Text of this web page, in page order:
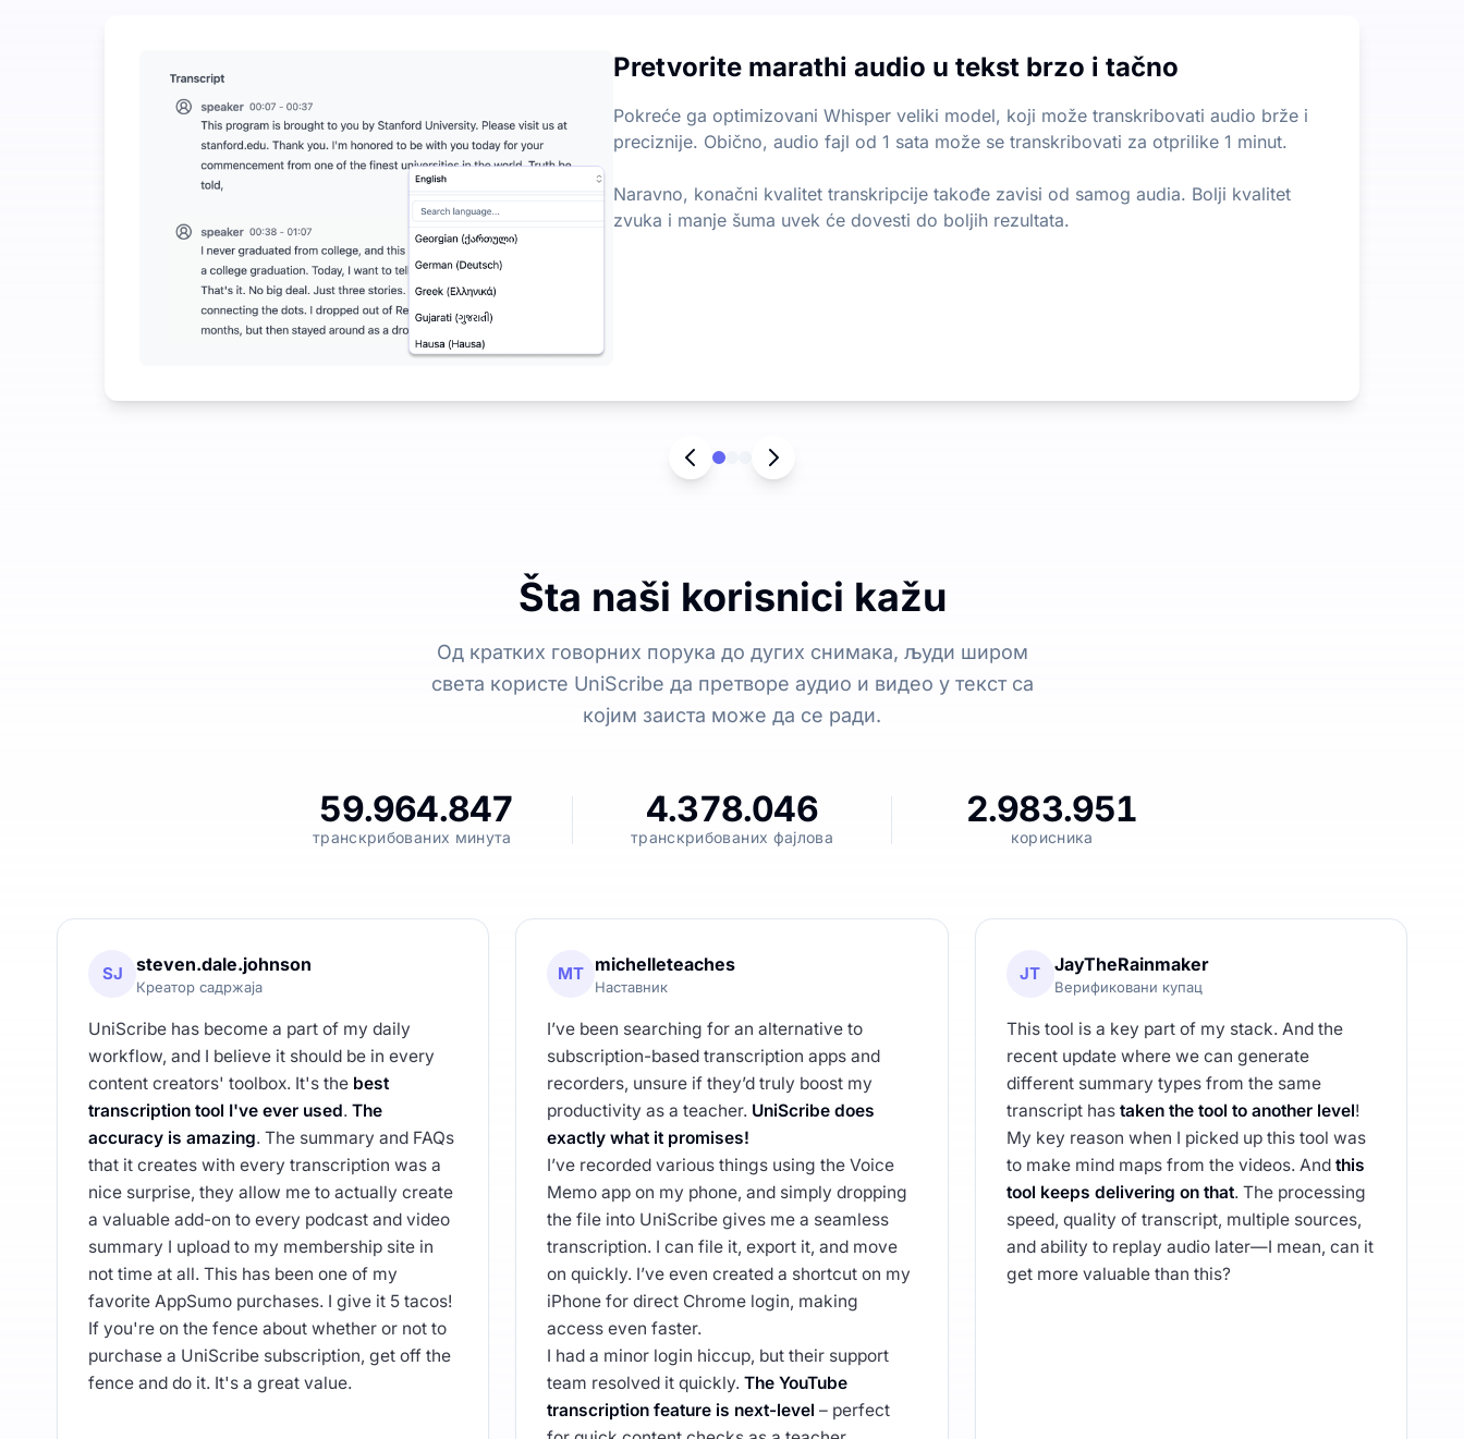
UniScribe nudi 120 minuta besplatne transkripcije svakog meseca, sa dnevnim ograničenjem od 3 datoteka. Nema ograničenja u vezi sa dužinom ili veličinom
Više AI funkcija dostupno osim pretvaranja zvuka u tekst
Automatski generišite sažetke, mentalne mape i ključne tačke iz audio i video datoteka, pomažući vam da brzo izdvojite najvažnije informacije iz dugih sadržaja. To
Pretvorite marathi audio u tekst brzo i tačno
Pokreće ga optimizovani Whisper veliki model, koji može transkribovati audio brže i
preciznije. Obično, audio fajl od 1 sata može se transkribovati za otprilike 1 minut.
Naravno, konačni kvalitet transkripcije takođe zavisi od samog audia. Bolji kvalitet
zvuka i manje šuma uvek će dovesti do boljih rezultata.
Šta naši korisnici kažu
Од кратких говорних порука до дугих снимака, људи широм
света користе UniScribe да претворе аудио и видео у текст са
којим заиста може да се ради.
59.964.847
транскрибованих минута
4.378.046
транскрибованих фајлова
2.983.951
корисника
SJ steven.dale.johnson
Креатор садржаја
UniScribe has become a part of my daily
workflow, and I believe it should be in every
content creators' toolbox. It's the best
transcription tool I've ever used. The
accuracy is amazing. The summary and FAQs
that it creates with every transcription was a
nice surprise, they allow me to actually create
a valuable add-on to every podcast and video
summary I upload to my membership site in
not time at all. This has been one of my
favorite AppSumo purchases. I give it 5 tacos!
If you're on the fence about whether or not to
purchase a UniScribe subscription, get off the
fence and do it. It's a great value.
MT michelleteaches
Наставник
I’ve been searching for an alternative to
subscription-based transcription apps and
recorders, unsure if they’d truly boost my
productivity as a teacher. UniScribe does
exactly what it promises!
I’ve recorded various things using the Voice
Memo app on my phone, and simply dropping
the file into UniScribe gives me a seamless
transcription. I can file it, export it, and move
on quickly. I’ve even created a shortcut on my
iPhone for direct Chrome login, making
access even faster.
I had a minor login hiccup, but their support
team resolved it quickly.The YouTube
transcription feature is next-level – perfect
JT JayTheRainmaker
Верификовани купац
This tool is a key part of my stack. And the
recent update where we can generate
different summary types from the same
transcript has taken the tool to another level!
My key reason when I picked up this tool was
to make mind maps from the videos. And this
tool keeps delivering on that. The processing
speed, quality of transcript, multiple sources,
and ability to replay audio later—I mean, can it
get more valuable than this?